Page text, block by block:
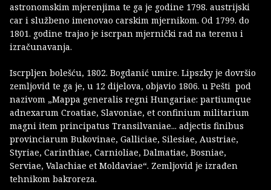
astronomskim mjerenjima te ga je godine 1798. austrijski
car i službeno imenovao carskim mjernikom. Od 1799. do
1801. godine trajao je iscrpan mjernički rad na terenu i
izračunavanja.
Iscrpljen bolešću, 1802. Bogdanić umire. Lipszky je dovršio
zemljovid te ga je, u 12 dijelova, objavio 1806. u Pešti pod
nazivom „Mappa generalis regni Hungariae: partiumque
adnexarum Croatiae, Slavoniae, et confinium militarium
magni item principatus Transilvaniae... adjectis finibus
provinciarum Bukovinae, Galliciae, Silesiae, Austriae,
Styriae, Carinthiae, Carnioliae, Dalmatiae, Bosniae,
Serviae, Valachiae et Moldaviae“. Zemljovid je izrađen
tehnikom bakroreza.